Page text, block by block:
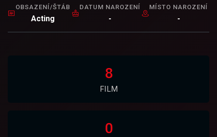
OBSAZENÍ/ŠTÁB
Acting
DATUM NAROZENÍ
-
MÍSTO NAROZENÍ
-
8
FILM
0